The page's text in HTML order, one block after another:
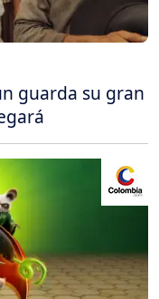
guarda su gran